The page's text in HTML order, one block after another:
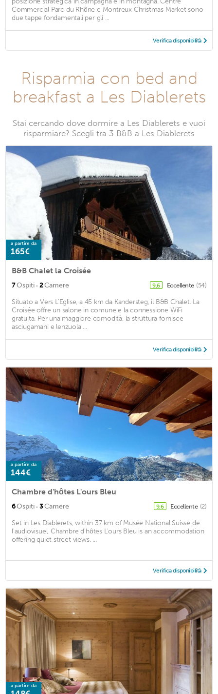
Commercial Parc du Rhône e Montreux Christmas Market sono
due tappe fondamentali per gli ...
Verifica disponibilità
Risparmia con bed and
breakfast a Les Diablerets
Stai cercando dove dormire a Les Diablerets e vuoi
risparmiare? Scegli tra 3 B&B a Les Diablerets
a partire da
165€
B&B Chalet la Croisée
7Ospiti · 2Camere 9,6 Eccellente (54)
Situato a Vers L'Eglise, a 45 km da Kandersteg, il B&B Chalet. La
Croisée offre un salone in comune e la connessione WiFi
gratuita. Per una maggiore comodità, la struttura fornisce
asciugamani e lenzuola ...
Verifica disponibilità
a partire da
144€
Chambre d'hôtes L'ours Bleu
6Ospiti · 3Camere 9,6 Eccellente (2)
Set in Les Diablerets, within 37 km of Musée National Suisse de
l'audiovisuel, Chambre d'hôtes L'ours Bleu is an accommodation
offering quiet street views. ...
Verifica disponibilità
a partire da